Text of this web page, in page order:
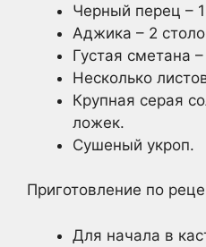
Черный перец –
Аджика – 2
Густая сметана
Несколько
Крупная серая
ложек.
Сушеный укроп.
Приготовление по
Для начала в